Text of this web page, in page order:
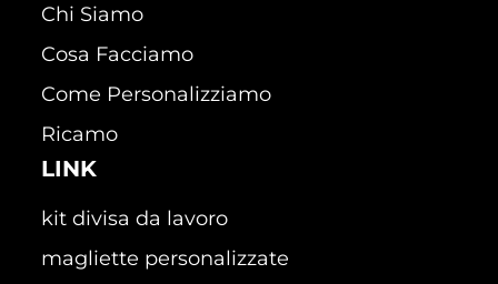
Chi Siamo
Cosa Facciamo
Come Personalizziamo
Ricamo
LINK
kit divisa da lavoro
magliette personalizzate